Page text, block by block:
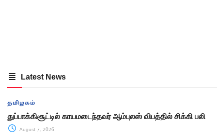
Latest News
தமிழகம்
துப்பாக்கிசூட்டில் காயமடைந்தவர் ஆம்புலஸ் விபத்தில் சிக்கி பலி
August 7, 2026